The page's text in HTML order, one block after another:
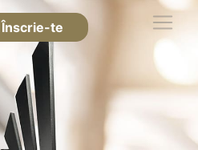
Înscrie-te